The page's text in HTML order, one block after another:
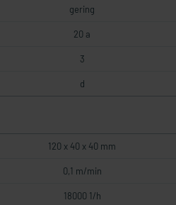
gering
20 a
3
d
120 x 40 x 40 mm
0,1 m/min
18000 1/h